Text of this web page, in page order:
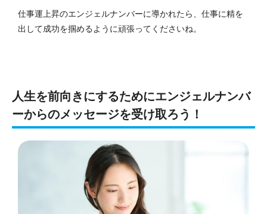
仕事運上昇のエンジェルナンバーに導かれたら、仕事に精を
出して成功を掴めるように頑張ってくださいね。
人生を前向きにするためにエンジェルナンバ
ーからのメッセージを受け取ろう！